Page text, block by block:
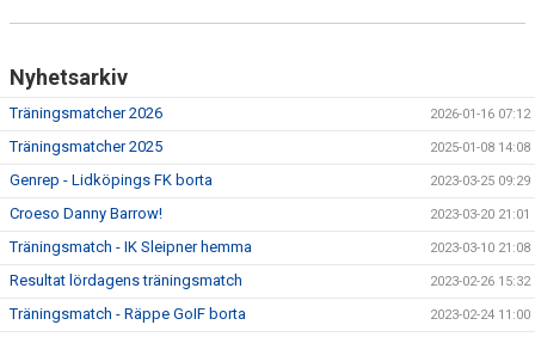
Nyhetsarkiv
Träningsmatcher 2026 2026-01-16 07:12
Träningsmatcher 2025 2025-01-08 14:08
Genrep - Lidköpings FK borta 2023-03-25 09:29
Croeso Danny Barrow! 2023-03-20 21:01
Träningsmatch - IK Sleipner hemma 2023-03-10 21:08
Resultat lördagens träningsmatch 2023-02-26 15:32
Träningsmatch - Räppe GoIF borta 2023-02-24 11:00